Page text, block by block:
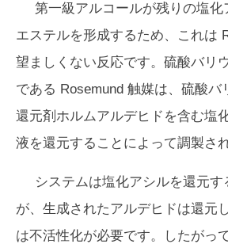
第一級アルコールが残りの塩化
エステルを形成するため、これは
望ましくない反応です。硫酸バリ
である Rosemund 触媒は、硫酸バ
還元剤ホルムアルデヒドを含む塩
液を還元することによって調製さ
システムは塩化アシルを還元
が、生成されたアルデヒドは還元
は不活性化が必要です。したがっ